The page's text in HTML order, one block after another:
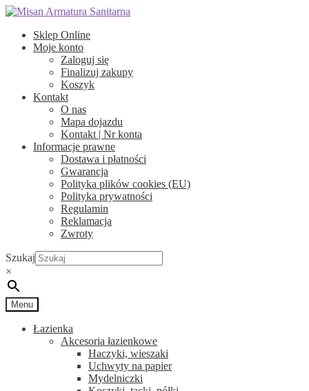
Przejdź
nawigacji
Przejdź
treści
Sklep Online
Moje konto
Zaloguj się
Finalizuj zakupy
Koszyk
Kontakt
O nas
Mapa dojazdu
Kontakt | Nr konta
Informacje prawne
Dostawa i płatności
Gwarancja
Polityka plików cookies (EU)
Polityka prywatności
Regulamin
Reklamacja
Zwroty
Szukaj
×
Menu
Łazienka
Akcesoria łazienkowe
Haczyki, wieszaki
Uchwyty na papier
Mydelniczki